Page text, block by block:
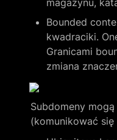
magazynu,
Bounded
kwadraciki.
Granicami
zmiana
Subdomeny
(komunikować